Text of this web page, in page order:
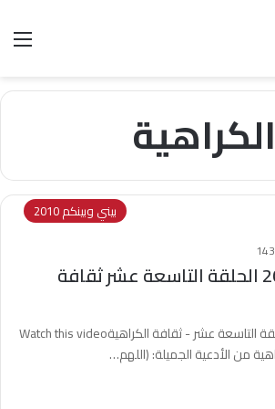
الكراهية
بيني وبينكم 2010
143
بينى وبينكم 2010 الحلقة التاسعة عشر ثقافة
بيني وبينكم 2010 - الحلقة التاسعة عشر - ثقافة الكراهيةWatch this video